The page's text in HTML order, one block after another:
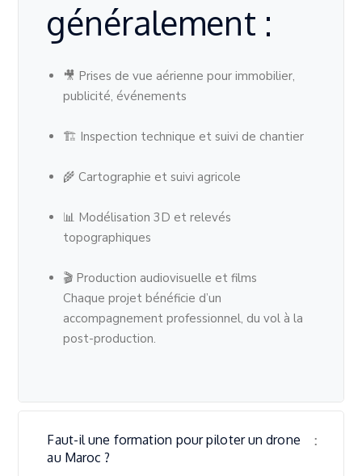
généralement :
🎥 Prises de vue aérienne pour immobilier,
publicité, événements
🏗 Inspection technique et suivi de chantier
🌾 Cartographie et suivi agricole
📊 Modélisation 3D et relevés
topographiques
🎬 Production audiovisuelle et films
Chaque projet bénéficie d’un
accompagnement professionnel, du vol à la
post-production.
Faut-il une formation pour piloter un drone
au Maroc ?